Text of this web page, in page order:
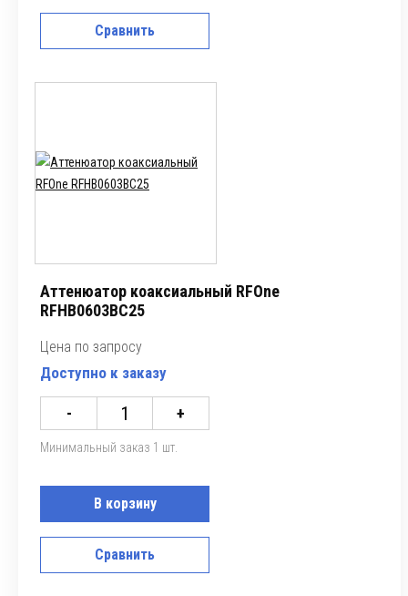
Сравнить
Аттенюатор коаксиальный RFOne
RFHB0603BC25
Цена по запросу
Доступно к заказу
- +
Минимальный заказ 1 шт.
В корзину
Сравнить